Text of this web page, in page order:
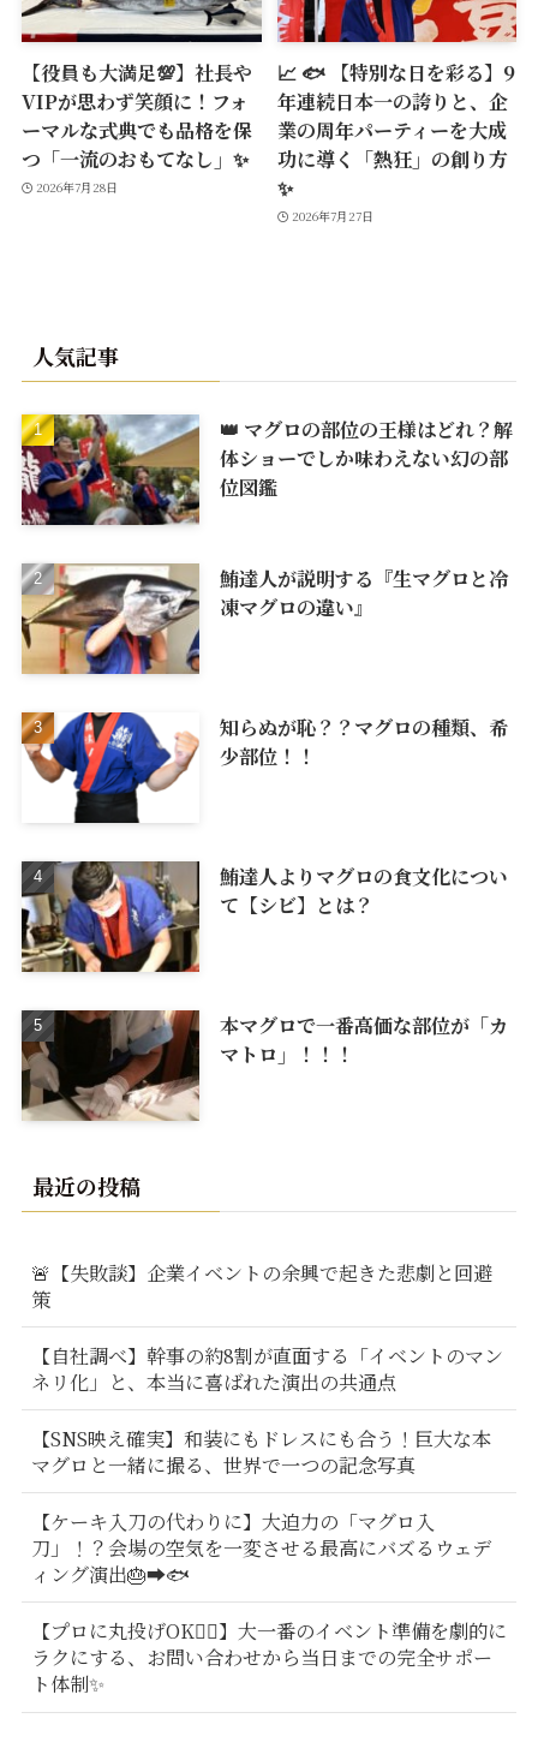
【役員も大満足💯】社長や
VIPが思わず笑顔に！フォ
ーマルな式典でも品格を保
つ「一流のおもてなし」✨
2026年7月28日
📈 🐟 【特別な日を彩る】9
年連続日本一の誇りと、企
業の周年パーティーを大成
功に導く「熱狂」の創り方
✨
2026年7月27日
人気記事
👑 マグロの部位の王様はどれ？解
体ショーでしか味わえない幻の部
位図鑑
鮪達人が説明する『生マグロと冷
凍マグロの違い』
知らぬが恥？？マグロの種類、希
少部位！！
鮪達人よりマグロの食文化につい
て【シビ】とは？
本マグロで一番高価な部位が「カ
マトロ」！！！
最近の投稿
🚨【失敗談】企業イベントの余興で起きた悲劇と回避
策
【自社調べ】幹事の約8割が直面する「イベントのマン
ネリ化」と、本当に喜ばれた演出の共通点
【SNS映え確実】和装にもドレスにも合う！巨大な本
マグロと一緒に撮る、世界で一つの記念写真
【ケーキ入刀の代わりに】大迫力の「マグロ入
刀」！？会場の空気を一変させる最高にバズるウェデ
ィング演出🎂➡️🐟
【プロに丸投げOK🙆‍♂️】大一番のイベント準備を劇的に
ラクにする、お問い合わせから当日までの完全サポー
ト体制✨